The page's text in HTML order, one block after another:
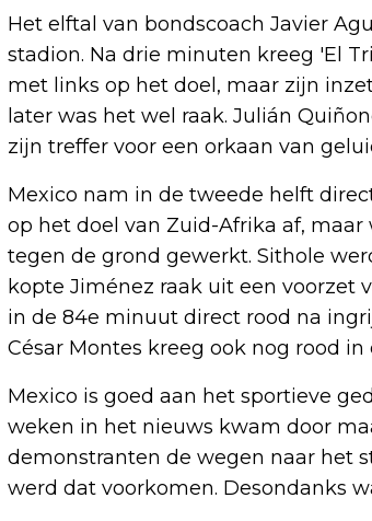
Het elftal van bondscoach Javier
stadion. Na drie minuten kreeg 'El
met links op het doel, maar zijn
later was het wel raak. Julián
zijn treffer voor een orkaan van
Mexico nam in de tweede helft
op het doel van Zuid-Afrika af,
tegen de grond gewerkt. Sithole
kopte Jiménez raak uit een voorzet
in de 84e minuut direct rood na
César Montes kreeg ook nog rood
Mexico is goed aan het sportieve
weken in het nieuws kwam door
demonstranten de wegen naar het
werd dat voorkomen. Desondanks